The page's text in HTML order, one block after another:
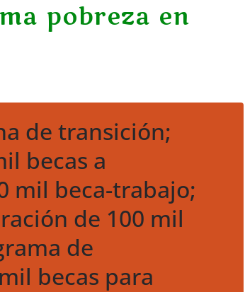
pobreza en
de transición;
becas a
mil beca-trabajo;
de 100 mil
de
becas para